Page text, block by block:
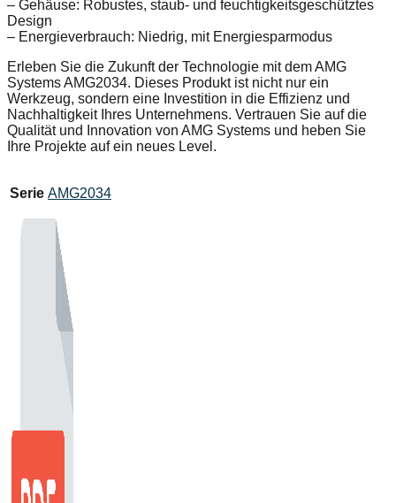
– Gehäuse: Robustes, staub- und feuchtigkeitsgeschütztes
Design
– Energieverbrauch: Niedrig, mit Energiesparmodus
Erleben Sie die Zukunft der Technologie mit dem AMG
Systems AMG2034. Dieses Produkt ist nicht nur ein
Werkzeug, sondern eine Investition in die Effizienz und
Nachhaltigkeit Ihres Unternehmens. Vertrauen Sie auf die
Qualität und Innovation von AMG Systems und heben Sie
Ihre Projekte auf ein neues Level.
Serie AMG2034